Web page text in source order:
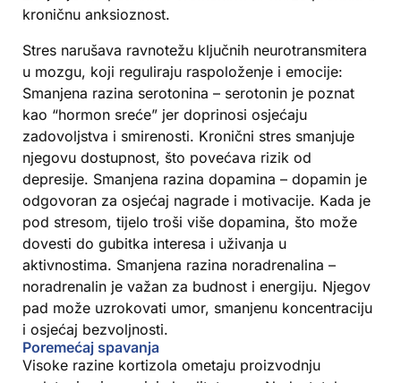
kroničnu anksioznost.
Stres narušava ravnotežu ključnih neurotransmitera
u mozgu, koji reguliraju raspoloženje i emocije:
Smanjena razina serotonina – serotonin je poznat
kao “hormon sreće” jer doprinosi osjećaju
zadovoljstva i smirenosti. Kronični stres smanjuje
njegovu dostupnost, što povećava rizik od
depresije. Smanjena razina dopamina – dopamin je
odgovoran za osjećaj nagrade i motivacije. Kada je
pod stresom, tijelo troši više dopamina, što može
dovesti do gubitka interesa i uživanja u
aktivnostima. Smanjena razina noradrenalina –
noradrenalin je važan za budnost i energiju. Njegov
pad može uzrokovati umor, smanjenu koncentraciju
i osjećaj bezvoljnosti.
Poremećaj spavanja
Visoke razine kortizola ometaju proizvodnju